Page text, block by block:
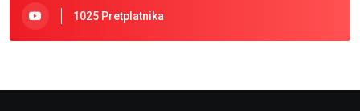
1025 Pretplatnika